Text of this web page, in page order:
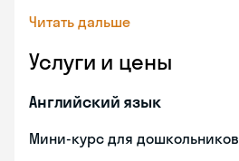
Читать дальше
Услуги и цены
Английский язык
Мини-курс для дошкольников